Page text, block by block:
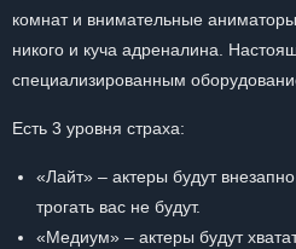
комнат и внимательные
никого и куча адреналина.
специализированным
Есть 3 уровня страха:
«Лайт» – актеры будут
трогать вас не будут.
«Медиум» – актеры будут